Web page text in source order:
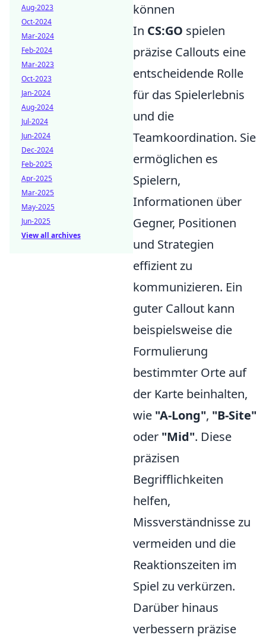
können
In CS:GO spielen
präzise Callouts eine
entscheidende Rolle
für das Spielerlebnis
und die
Teamkoordination. Sie
ermöglichen es
Spielern,
Informationen über
Gegner, Positionen
und Strategien
effizient zu
kommunizieren. Ein
guter Callout kann
beispielsweise die
Formulierung
bestimmter Orte auf
der Karte beinhalten,
wie "A-Long", "B-Site"
oder "Mid". Diese
präzisen
Begrifflichkeiten
helfen,
Missverständnisse zu
vermeiden und die
Reaktionszeiten im
Spiel zu verkürzen.
Darüber hinaus
verbessern präzise
Aug-2023
Oct-2024
Mar-2024
Feb-2024
Mar-2023
Oct-2023
Jan-2024
Aug-2024
Jul-2024
Jun-2024
Dec-2024
Feb-2025
Apr-2025
Mar-2025
May-2025
Jun-2025
View all archives